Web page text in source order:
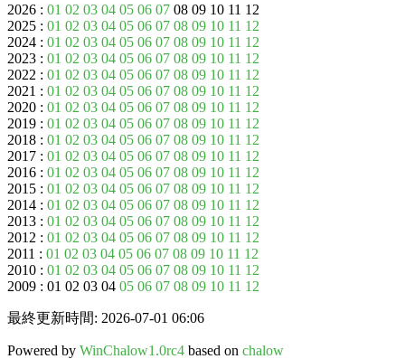
2026 : 01 02 03 04 05 06 07 08 09 10 11 12
2025 : 01 02 03 04 05 06 07 08 09 10 11 12
2024 : 01 02 03 04 05 06 07 08 09 10 11 12
2023 : 01 02 03 04 05 06 07 08 09 10 11 12
2022 : 01 02 03 04 05 06 07 08 09 10 11 12
2021 : 01 02 03 04 05 06 07 08 09 10 11 12
2020 : 01 02 03 04 05 06 07 08 09 10 11 12
2019 : 01 02 03 04 05 06 07 08 09 10 11 12
2018 : 01 02 03 04 05 06 07 08 09 10 11 12
2017 : 01 02 03 04 05 06 07 08 09 10 11 12
2016 : 01 02 03 04 05 06 07 08 09 10 11 12
2015 : 01 02 03 04 05 06 07 08 09 10 11 12
2014 : 01 02 03 04 05 06 07 08 09 10 11 12
2013 : 01 02 03 04 05 06 07 08 09 10 11 12
2012 : 01 02 03 04 05 06 07 08 09 10 11 12
2011 : 01 02 03 04 05 06 07 08 09 10 11 12
2010 : 01 02 03 04 05 06 07 08 09 10 11 12
2009 : 01 02 03 04 05 06 07 08 09 10 11 12
最終更新時間: 2026-07-01 06:06
Powered by WinChalow1.0rc4 based on chalow